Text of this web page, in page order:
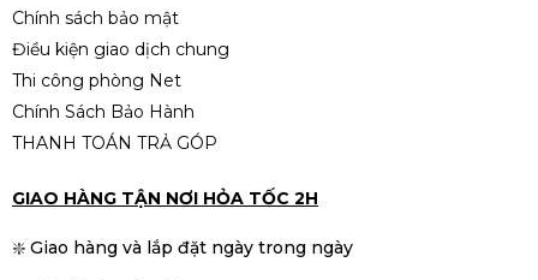
500.000đ
Chính sách bảo mật
Điều kiện giao dịch chung
Thi công phòng Net
Chính Sách Bảo Hành
THANH TOÁN TRẢ GÓP
GIAO HÀNG TẬN NƠI HỎA TỐC 2H
❇️ Giao hàng và lắp đặt ngày trong ngày